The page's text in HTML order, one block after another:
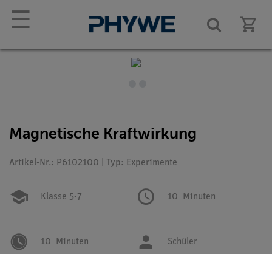
☰
Magnetische Kraftwirkung
Artikel-Nr.: P6102100 | Typ: Experimente
Klasse 5-7 10 Minuten
10 Minuten Schüler